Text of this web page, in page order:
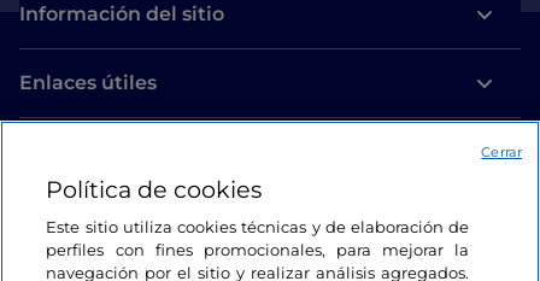
Información del sitio
Enlaces útiles
Estamos en contacto
Política de cookies
Este sitio utiliza cookies técnicas y de elaboración de
perfiles con fines promocionales, para mejorar la
navegación por el sitio y realizar análisis agregados.
Cerrar